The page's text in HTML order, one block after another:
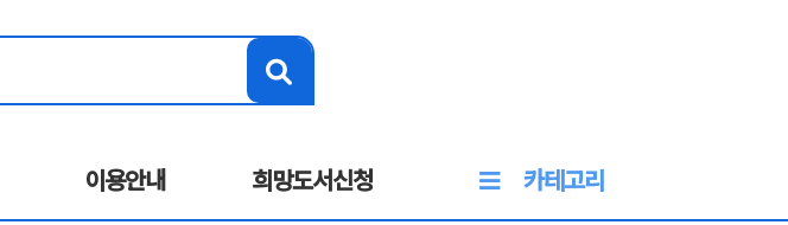
이용안내 희망도서신청 카테고리